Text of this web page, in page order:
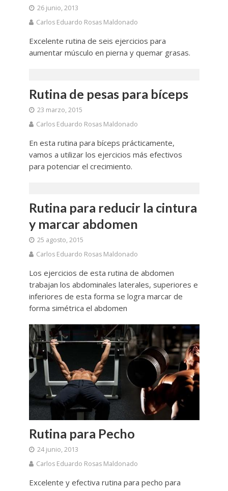
26 junio, 2013
Carlos Eduardo Rosas Maldonado
Excelente rutina de seis ejercicios para
aumentar músculo en pierna y quemar grasas.
Rutina de pesas para bíceps
23 marzo, 2015
Carlos Eduardo Rosas Maldonado
En esta rutina para bíceps prácticamente,
vamos a utilizar los ejercicios más efectivos
para potenciar el crecimiento.
Rutina para reducir la cintura
y marcar abdomen
25 agosto, 2015
Carlos Eduardo Rosas Maldonado
Los ejercicios de esta rutina de abdomen
trabajan los abdominales laterales, superiores e
inferiores de esta forma se logra marcar de
forma simétrica el abdomen
Rutina para Pecho
24 junio, 2013
Carlos Eduardo Rosas Maldonado
Excelente y efectiva rutina para pecho para